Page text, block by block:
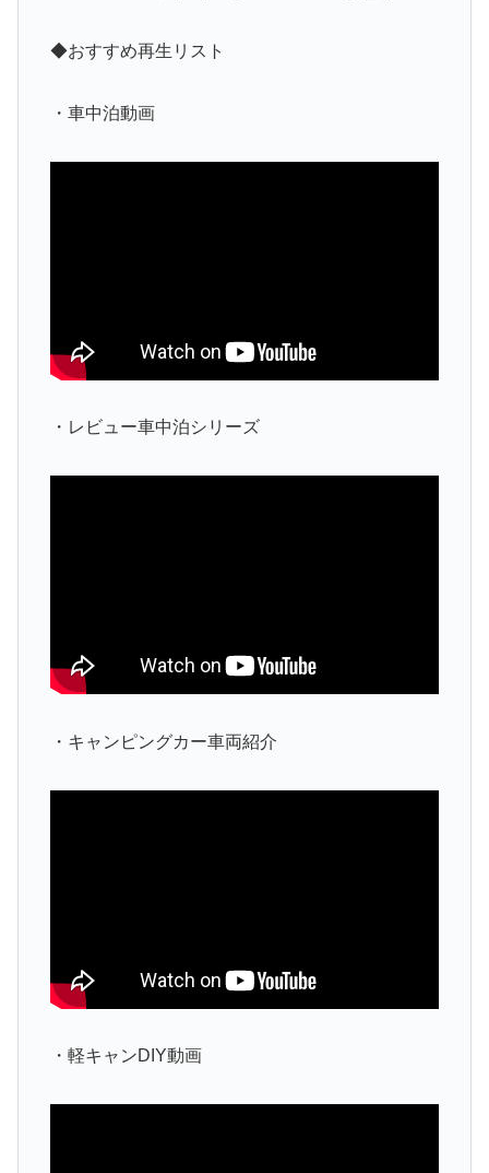
◆おすすめ再生リスト
・車中泊動画
・レビュー車中泊シリーズ
・キャンピングカー車両紹介
・軽キャンDIY動画